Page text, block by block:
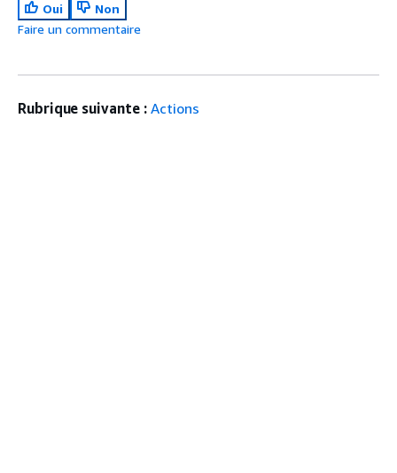
Oui
Non
Faire un commentaire
Rubrique suivante : Actions